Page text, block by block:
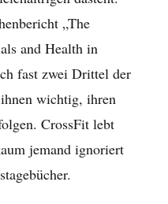
„The
and Health in
fast zwei Drittel der
wichtig, ihren
CrossFit lebt
jemand ignoriert